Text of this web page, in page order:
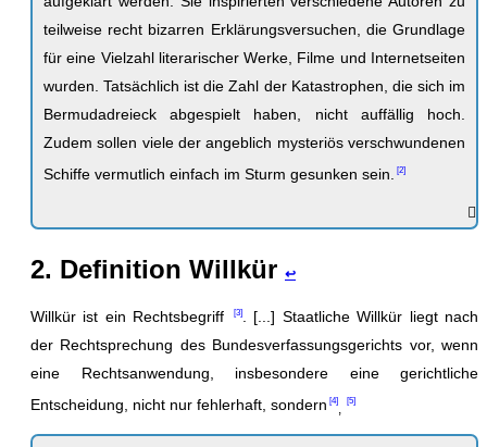
teilweise recht bizarren Erklärungsversuchen, die Grundlage
für eine Vielzahl literarischer Werke, Filme und Internetseiten
wurden. Tatsächlich ist die Zahl der Katastrophen, die sich im
Bermudadreieck abgespielt haben, nicht auffällig hoch.
Zudem sollen viele der angeblich mysteriös verschwundenen
Schiffe vermutlich einfach im Sturm gesunken sein.
2. Definition Willkür ↩
Willkür ist ein Rechtsbegriff
. [...] Staatliche Willkür liegt nach
der Rechtsprechung des Bundesverfassungsgerichts vor, wenn
eine Rechtsanwendung, insbesondere eine gerichtliche
Entscheidung, nicht nur fehlerhaft, sondern